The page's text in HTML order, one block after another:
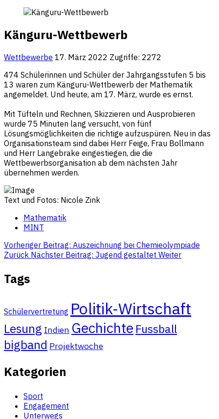
Känguru-Wettbewerb
Wettbewerbe 17. März 2022 Zugriffe: 2272
474 Schülerinnen und Schüler der Jahrgangsstufen 5 bis
13 waren zum Känguru-Wettbewerb der Mathematik
angemeldet. Und heute, am 17. März, wurde es ernst.
Mit Tüfteln und Rechnen, Skizzieren und Ausprobieren
wurde 75 Minuten lang versucht, von fünf
Lösungsmöglichkeiten die richtige aufzuspüren. Neu in das
Organisationsteam sind dabei Herr Feige, Frau Bollmann
und Herr Langebrake eingestiegen, die die
Wettbewerbsorganisation ab dem nächsten Jahr
übernehmen werden.
Text und Fotos: Nicole Zink
Mathematik
MINT
Vorheriger Beitrag: Auszeichnung bei Chemieolympiade
Zurück Nächster Beitrag: Jugend gestaltet Weiter
Tags
Schülervertretung Politik-Wirtschaft
Lesung Indien Gechichte Fussball
bigband Projektwoche
Kategorien
Sport
Engagement
Unterwegs